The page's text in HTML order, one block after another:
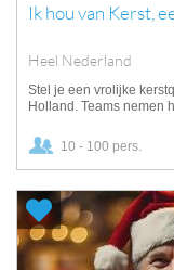
Ik hou van Kerst,
Heel Nederland
Stel je een vrolijke
Holland. Teams nemen
10 - 100 pers.